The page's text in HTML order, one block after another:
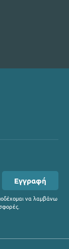
Εγγραφή
να λαμβάνω